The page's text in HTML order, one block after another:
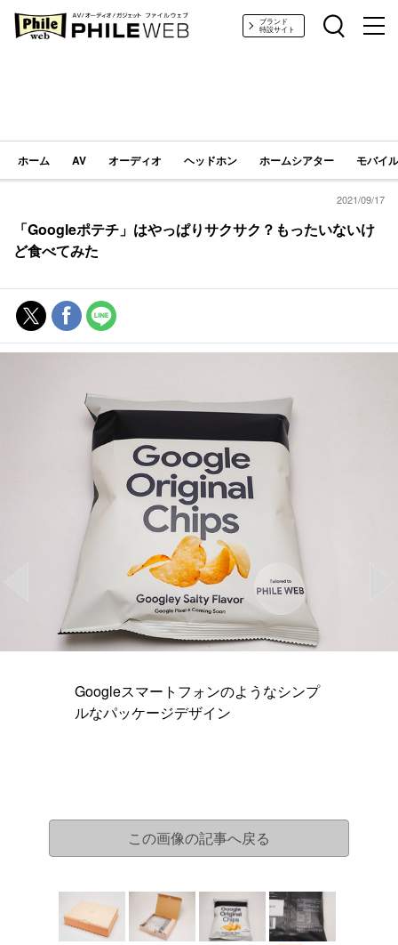
PHILE WEB｜AV/オーディオ/ガジェットブランド
特設サイト
ホーム AV オーディオ ヘッドホン ホームシアター モバイ
2021/09/17
「Googleポテチ」はやっぱりサクサク？もったいないけ
ど食べてみた
Googleスマートフォンのようなシンプ
ルなパッケージデザイン
この画像の記事へ戻る